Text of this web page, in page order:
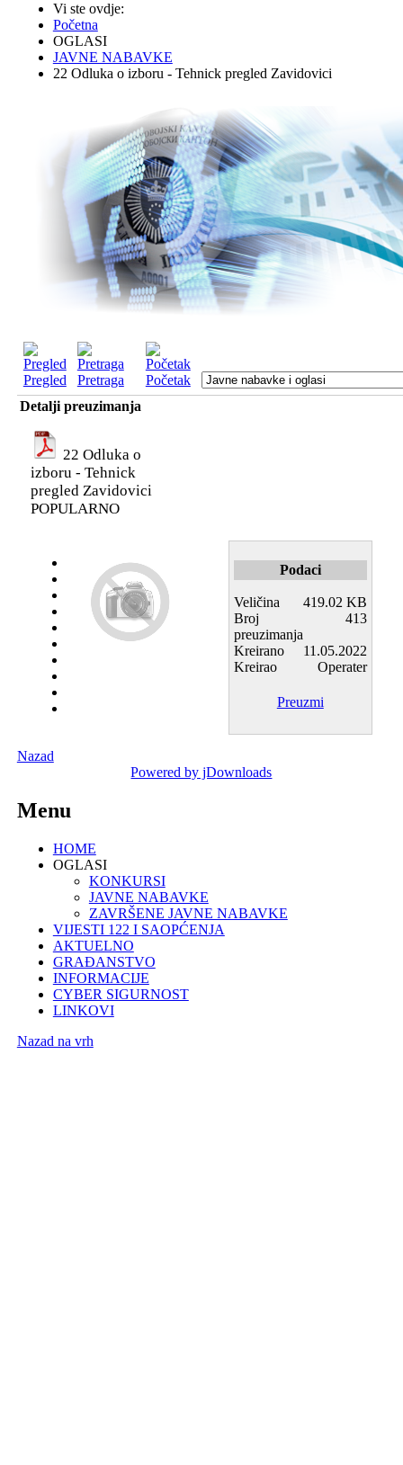
Vi ste ovdje:
Početna
OGLASI
JAVNE NABAVKE
22 Odluka o izboru - Tehnick pregled Zavidovici
Pregled Pretraga
Početak
Detalji preuzimanja
22 Odluka o
izboru - Tehnick
pregled Zavidovici
POPULARNO
Podaci
Veličina
419.02 KB
Broj
preuzimanja
413
Kreirano
11.05.2022
Kreirao
Operater
Preuzmi
Nazad
Powered by jDownloads
Menu
HOME
OGLASI
KONKURSI
JAVNE NABAVKE
ZAVRŠENE JAVNE NABAVKE
VIJESTI 122 I SAOPĆENJA
AKTUELNO
GRAĐANSTVO
INFORMACIJE
CYBER SIGURNOST
LINKOVI
Nazad na vrh